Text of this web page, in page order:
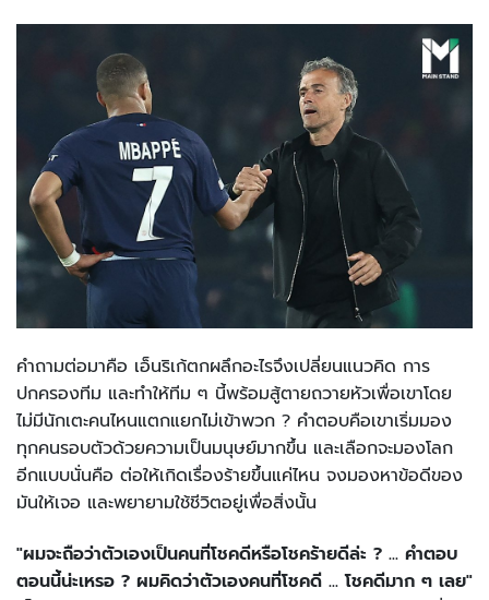
คำถามต่อมาคือ เอ็นริเก้ตกผลึกอะไรจึงเปลี่ยนแนวคิด การ
ปกครองทีม และทำให้ทีม ๆ นี้พร้อมสู้ตายถวายหัวเพื่อเขาโดย
ไม่มีนักเตะคนไหนแตกแยกไม่เข้าพวก ? คำตอบคือเขาเริ่มมอง
ทุกคนรอบตัวด้วยความเป็นมนุษย์มากขึ้น และเลือกจะมองโลก
อีกแบบนั่นคือ ต่อให้เกิดเรื่องร้ายขึ้นแค่ไหน จงมองหาข้อดีของ
มันให้เจอ และพยายามใช้ชีวิตอยู่เพื่อสิ่งนั้น
"ผมจะถือว่าตัวเองเป็นคนที่โชคดีหรือโชคร้ายดีล่ะ ? ... คำตอบ
ตอนนี้น่ะเหรอ ? ผมคิดว่าตัวเองคนที่โชคดี ... โชคดีมาก ๆ เลย"